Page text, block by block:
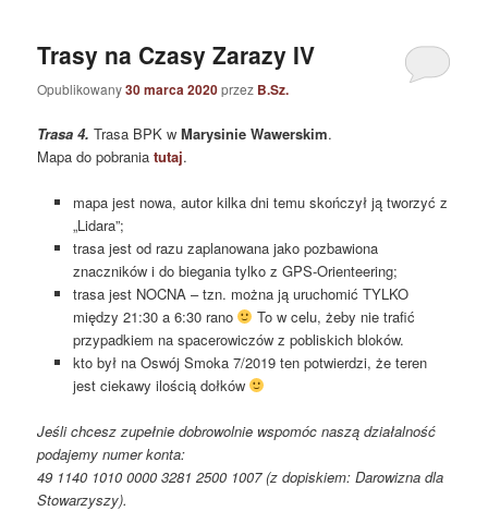
Trasy na Czasy Zarazy IV
Opublikowany30 marca 2020przez B.Sz.
Trasa 4.Trasa BPK wMarysinie Wawerskim.
Mapa do pobraniatutaj.
mapa jest nowa, autor kilka dni temu skończył ją tworzyć z
„Lidara”;
trasa jest od razu zaplanowana jako pozbawiona
znaczników i do biegania tylko z GPS-Orienteering;
trasa jest NOCNA – tzn. można ją uruchomić TYLKO
między 21:30 a 6:30 rano
To w celu, żeby nie trafić
przypadkiem na spacerowiczów z pobliskich bloków.
kto był na Oswój Smoka 7/2019 ten potwierdzi, że teren
jest ciekawy ilością dołków
Jeśli chcesz zupełnie dobrowolnie wspomóc naszą działalność
podajemy numer konta:
49 1140 1010 0000 3281 2500 1007 (z dopiskiem: Darowizna dla
Stowarzyszy).